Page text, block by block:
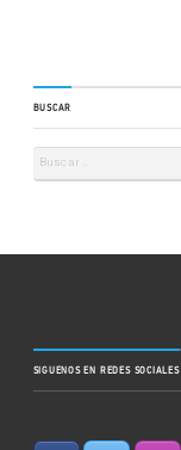
BUSCAR
SIGUENOS EN REDES SOCIALES